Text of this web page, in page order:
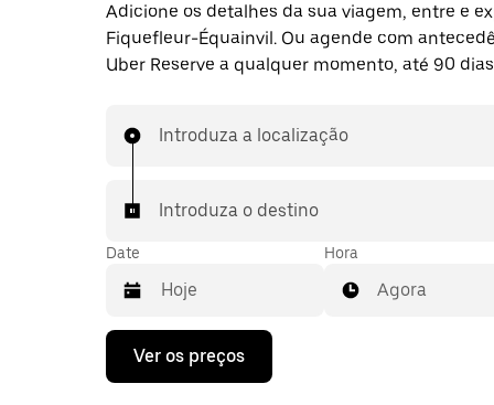
Adicione os detalhes da sua viagem, entre e
Fiquefleur-Équainvil. Ou agende com
Uber Reserve a qualquer momento, até 90
Introduza a localização
Introduza o destino
Date
Prima
tecla
Hora
Agora
Ver os preços